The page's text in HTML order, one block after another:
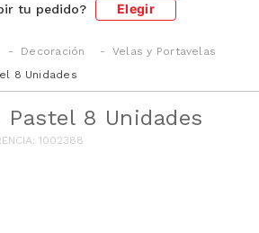
tu pedido? Elegir
Decoración
Velas y Portavelas
8 Unidades
Pastel 8 Unidades
:1002388